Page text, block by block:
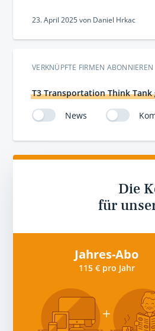
23. April 2025von Daniel Hrkac
VERKNÜPFTE FIRMEN ABONNIEREN
T3 Transportation Think Tank
News
Die
für
Jahres-Abo
115 € pro Jahr